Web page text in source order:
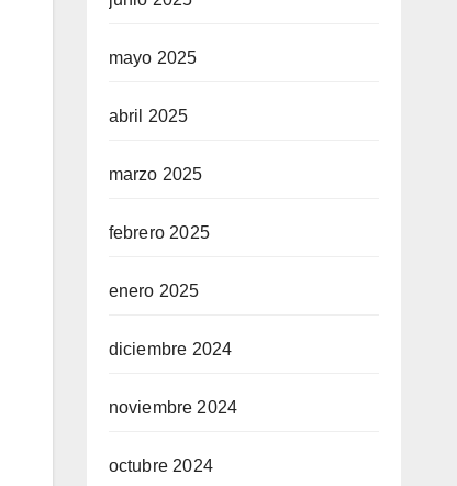
mayo 2025
abril 2025
marzo 2025
febrero 2025
enero 2025
diciembre 2024
noviembre 2024
octubre 2024